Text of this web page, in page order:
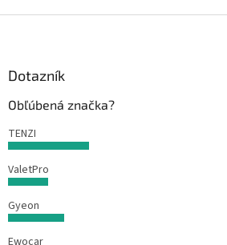
Dotazník
Obľúbená značka?
TENZI
ValetPro
Gyeon
Ewocar